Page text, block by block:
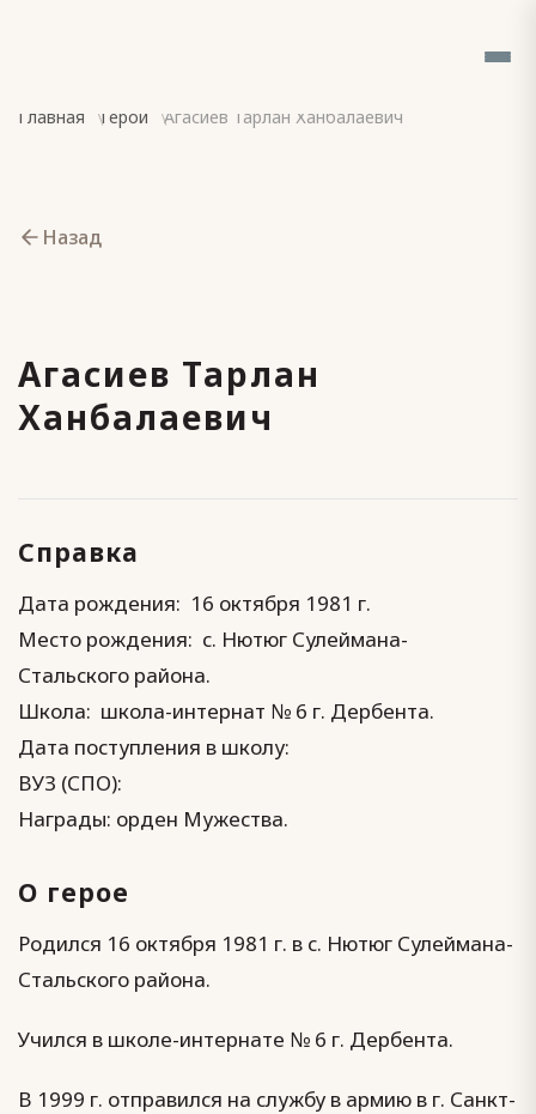
Главная Герои Агасиев Тарлан Ханбалаевич
Назад
Агасиев Тарлан
Ханбалаевич
Справка
Дата рождения: 16 октября 1981 г.
Место рождения: с. Нютюг Сулеймана-
Стальского района.
Школа: школа-интернат № 6 г. Дербента.
Дата поступления в школу:
ВУЗ (СПО):
Награды: орден Мужества.
О герое
Родился 16 октября 1981 г. в с. Нютюг Сулеймана-
Стальского района.
Учился в школе-интернате № 6 г. Дербента.
В 1999 г. отправился на службу в армию в г. Санкт-